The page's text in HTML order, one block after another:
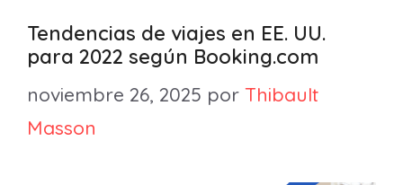
Tendencias de viajes en EE. UU.
para 2022 según Booking.com
noviembre 26, 2025 por Thibault
Masson